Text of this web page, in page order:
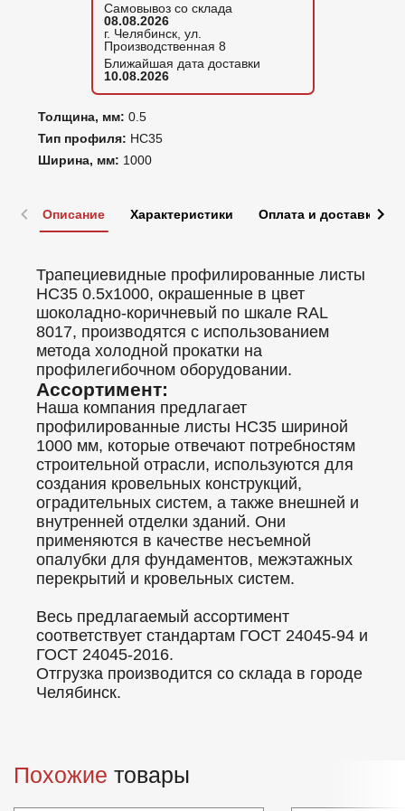
Толщина, мм: 0.5
Тип профиля: НС35
Ширина, мм: 1000
Самовывоз со склада
08.08.2026
г. Челябинск, ул.
Производственная 8
Ближайшая дата доставки
10.08.2026
Описание Характеристики Оплата и доставка
Трапециевидные профилированные листы
НС35 0.5x1000, окрашенные в цвет
шоколадно-коричневый по шкале RAL
8017, производятся с использованием
метода холодной прокатки на
профилегибочном оборудовании.
Ассортимент:
Наша компания предлагает
профилированные листы НС35 шириной
1000 мм, которые отвечают потребностям
строительной отрасли, используются для
создания кровельных конструкций,
оградительных систем, а также внешней и
внутренней отделки зданий. Они
применяются в качестве несъемной
опалубки для фундаментов, межэтажных
перекрытий и кровельных систем.
Весь предлагаемый ассортимент
соответствует стандартам ГОСТ 24045-94 и
ГОСТ 24045-2016.
Отгрузка производится со склада в городе
Челябинск.
Похожие товары